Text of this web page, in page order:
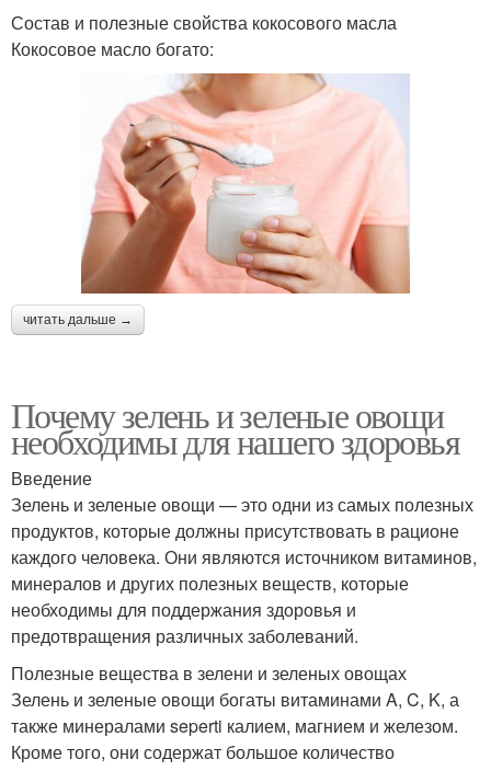
Состав и полезные свойства кокосового масла
Кокосовое масло богато:
читать дальше →
Почему зелень и зеленые овощи
необходимы для нашего здоровья
Введение
Зелень и зеленые овощи — это одни из самых полезных
продуктов, которые должны присутствовать в рационе
каждого человека. Они являются источником витаминов,
минералов и других полезных веществ, которые
необходимы для поддержания здоровья и
предотвращения различных заболеваний.
Полезные вещества в зелени и зеленых овощах
Зелень и зеленые овощи богаты витаминами A, C, K, а
также минералами seperti калием, магнием и железом.
Кроме того, они содержат большое количество